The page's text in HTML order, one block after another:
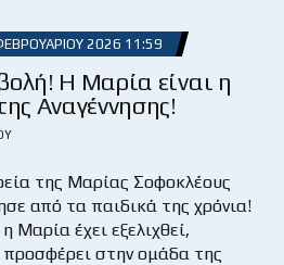
2026 11:59
Η Μαρία είναι η
Αναγέννησης!
της Μαρίας Σοφοκλέους
από τα παιδικά της χρόνια!
Μαρία έχει εξελιχθεί,
στην ομάδα της